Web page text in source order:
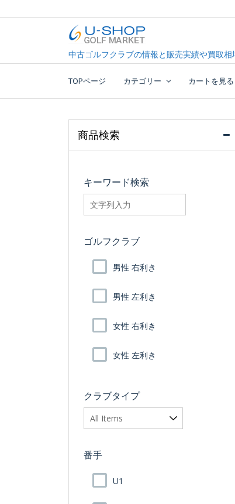
to
U-SHOP Golf
中古ゴルフクラブ最大級！U-SHOPゴルフマ
中古ゴルフクラブの情報と販売実績や買取
TOPページ カテゴリー カートを見る
商品検索
キーワード検索
searchfilter_pro
ゴルフクラブ
男性 右利き
男性 左利き
女性 右利き
女性 左利き
クラブタイプ
番手
U1